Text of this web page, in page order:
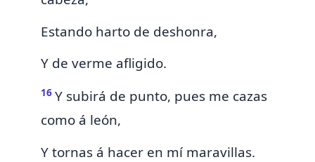
Estando harto de deshonra,
Y de verme afligido.
16 Y subirá de punto, pues me cazas
como á león,
Y tornas á hacer en mí maravillas.